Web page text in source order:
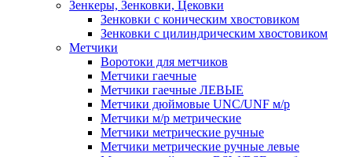
Зенкеры, Зенковки, Цековки
Зенковки с коническим хвостовиком
Зенковки с цилиндрическим хвостовиком
Метчики
Воротоки для метчиков
Метчики гаечные
Метчики гаечные ЛЕВЫЕ
Метчики дюймовые UNC/UNF м/р
Метчики м/р метрические
Метчики метрические ручные
Метчики метрические ручные левые